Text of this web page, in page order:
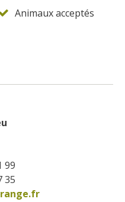
Animaux acceptés
99
35